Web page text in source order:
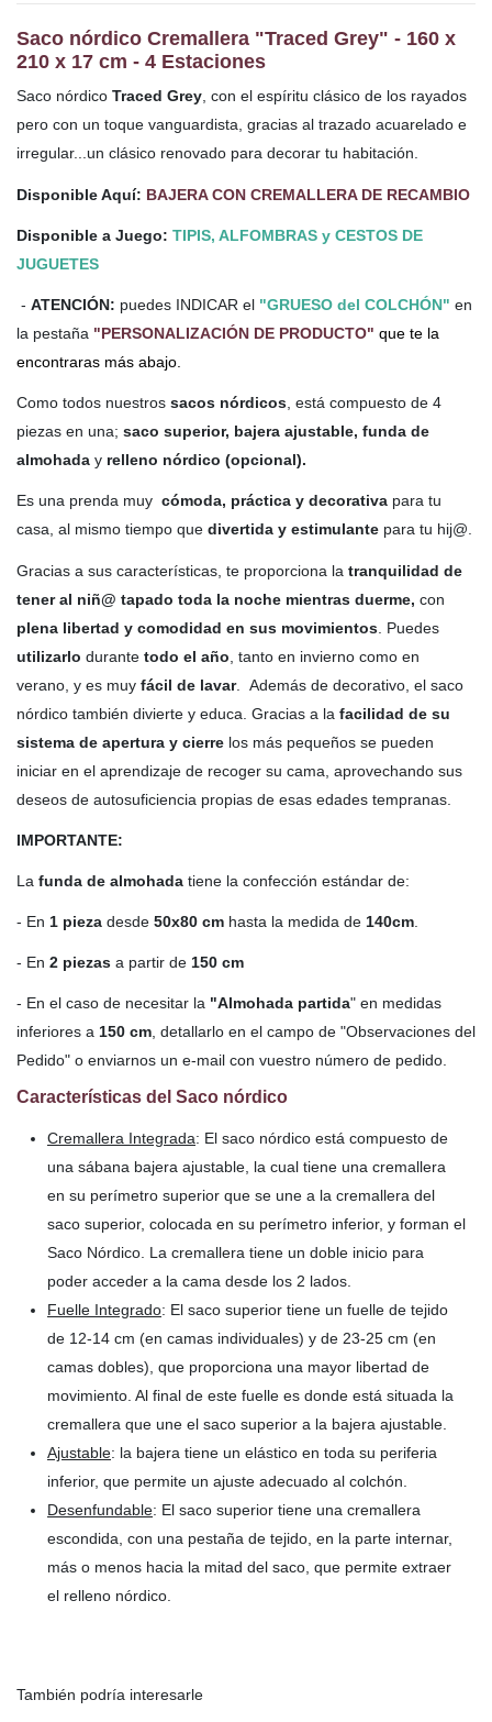
Saco nórdico Cremallera "Traced Grey" - 160 x
210 x 17 cm - 4 Estaciones
Saco nórdico Traced Grey, con el espíritu clásico de los rayados
pero con un toque vanguardista, gracias al trazado acuarelado e
irregular...un clásico renovado para decorar tu habitación.
Disponible Aquí: BAJERA CON CREMALLERA DE RECAMBIO
Disponible a Juego: TIPIS, ALFOMBRAS y CESTOS DE
JUGUETES
- ATENCIÓN: puedes INDICAR el "GRUESO del COLCHÓN" en
la pestaña "PERSONALIZACIÓN DE PRODUCTO" que te la
encontraras más abajo.
Como todos nuestros sacos nórdicos , está compuesto de 4
piezas en una; saco superior, bajera ajustable, funda de
almohada y relleno nórdico (opcional).
Es una prenda muy cómoda, práctica y decorativa para tu
casa, al mismo tiempo que divertida y estimulante para tu hij@.
Gracias a sus características, te proporciona la tranquilidad de
tener al niñ@ tapado toda la noche mientras duerme, con
plena libertad y comodidad en sus movimientos . Puedes
utilizarlo durante todo el año , tanto en invierno como en
verano, y es muy fácil de lavar. Además de decorativo, el saco
nórdico también divierte y educa. Gracias a la facilidad de su
sistema de apertura y cierre los más pequeños se pueden
iniciar en el aprendizaje de recoger su cama, aprovechando sus
deseos de autosuficiencia propias de esas edades tempranas.
IMPORTANTE:
La funda de almohada tiene la confección estándar de:
- En 1 pieza desde 50x80 cm hasta la medida de 140cm
- En 2 piezas a partir de 150 cm
- En el caso de necesitar la "Almohada partida" en medidas
inferiores a 150 cm, detallarlo en el campo de "Observaciones del
Pedido" o enviarnos un e-mail con vuestro número de pedido.
Características del Saco nórdico
Cremallera Integrada: El saco nórdico está compuesto de
una sábana bajera ajustable, la cual tiene una cremallera
en su perímetro superior que se une a la cremallera del
saco superior, colocada en su perímetro inferior, y forman el
Saco Nórdico. La cremallera tiene un doble inicio para
poder acceder a la cama desde los 2 lados.
Fuelle Integrado: El saco superior tiene un fuelle de tejido
de 12-14 cm (en camas individuales) y de 23-25 cm (en
camas dobles), que proporciona una mayor libertad de
movimiento. Al final de este fuelle es donde está situada la
cremallera que une el saco superior a la bajera ajustable.
Ajustable: la bajera tiene un elástico en toda su periferia
inferior, que permite un ajuste adecuado al colchón.
Desenfundable: El saco superior tiene una cremallera
escondida, con una pestaña de tejido, en la parte internar,
más o menos hacia la mitad del saco, que permite extraer
el relleno nórdico.
También podría interesarle